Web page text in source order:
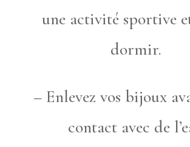
une activité sportive
dormir.
– Enlevez vos bijoux
contact avec de